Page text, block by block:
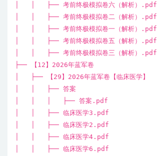
│ │ ├── 考前终极模拟卷六（解析）.pdf
│ │ ├── 考前终极模拟卷二（解析）.pdf
│ │ ├── 考前终极模拟卷一（解析）.pdf
│ │ ├── 考前终极模拟卷五（解析）.pdf
│ │ ├── 考前终极模拟卷三（解析）.pdf
├── 【12】2026年蓝军卷
│ ├── 【29】2026年蓝军卷【临床医学】
│ │ ├── 答案
│ │ │ ├── 答案.pdf
│ │ ├── 临床医学3.pdf
│ │ ├── 临床医学2.pdf
│ │ ├── 临床医学4.pdf
│ │ ├── 临床医学6.pdf